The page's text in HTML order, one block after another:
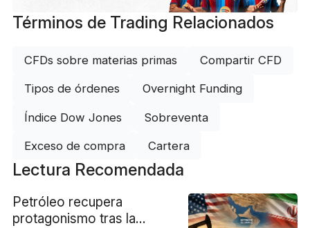
Términos de Trading Relacionados
CFDs sobre materias primas Compartir CFD
Tipos de órdenes Overnight Funding
Índice Dow Jones Sobreventa
Exceso de compra Cartera
Lectura Recomendada
Petróleo recupera
protagonismo tras la